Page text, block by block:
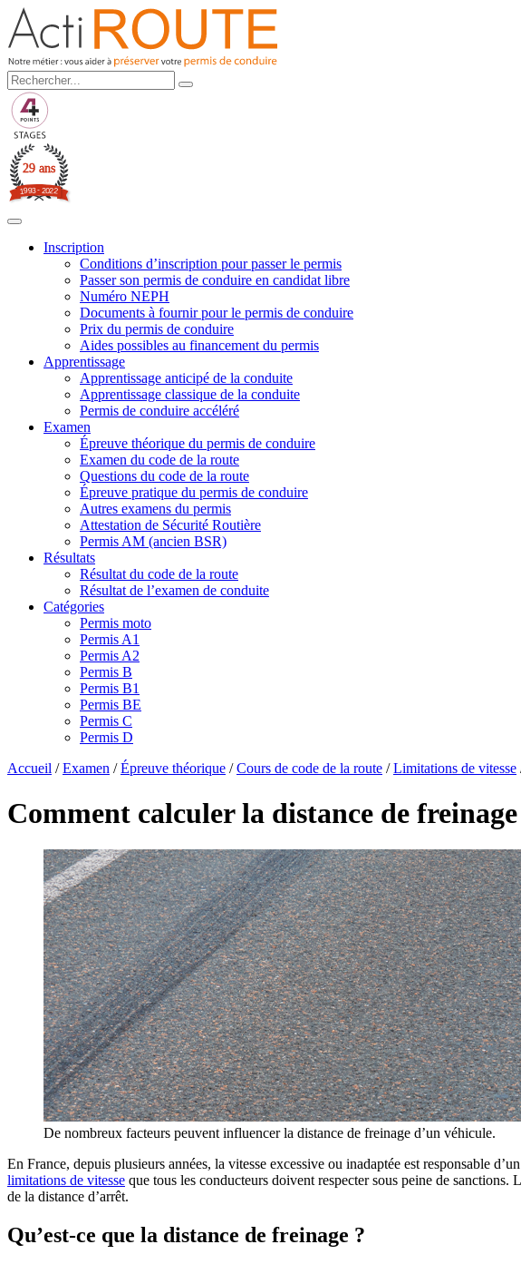
1993-2022
29 ans
Inscription
Conditions d’inscription pour passer le permis
Passer son permis de conduire en candidat libre
Numéro NEPH
Documents à fournir pour le permis de conduire
Prix du permis de conduire
Aides possibles au financement du permis
Apprentissage
Apprentissage anticipé de la conduite
Apprentissage classique de la conduite
Permis de conduire accéléré
Examen
Épreuve théorique du permis de conduire
Examen du code de la route
Questions du code de la route
Épreuve pratique du permis de conduire
Autres examens du permis
Attestation de Sécurité Routière
Permis AM (ancien BSR)
Résultats
Résultat du code de la route
Résultat de l’examen de conduite
Catégories
Permis moto
Permis A1
Permis A2
Permis B
Permis B1
Permis BE
Permis C
Permis D
Accueil /Examen /Épreuve théorique /Cours de code de la route /Limitations de vitesse
Comment calculer la distance de freinage
De nombreux facteurs peuvent influencer la distance de freinage d’un véhicule.
En France, depuis plusieurs années, la vitesse excessive ou inadaptée est responsable
limitations de vitesse que tous les conducteurs doivent respecter sous peine de
de la distance d’arrêt.
Qu’est-ce que la distance de freinage ?